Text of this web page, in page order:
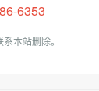
6353
本站删除。